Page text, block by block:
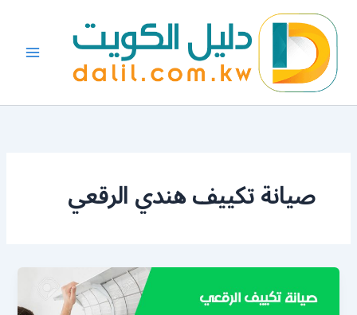
المحتوى
صيانة تكييف هندي الرقعي